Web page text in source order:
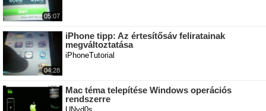
05:07
04:28
iPhone tipp: Az értesítősáv feliratainak
megváltoztatása
iPhoneTutorial
Mac téma telepítése Windows operációs
rendszerre